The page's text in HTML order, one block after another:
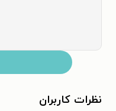
نظرات کاربران